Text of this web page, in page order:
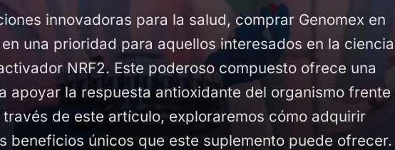
innovadoras para la salud, comprar Genomex en
una prioridad para aquellos interesados en la ciencia
NRF2. Este poderoso compuesto ofrece una
apoyar la respuesta antioxidante del organismo frente
de este artículo, exploraremos cómo adquirir
beneficios únicos que este suplemento puede ofrecer.